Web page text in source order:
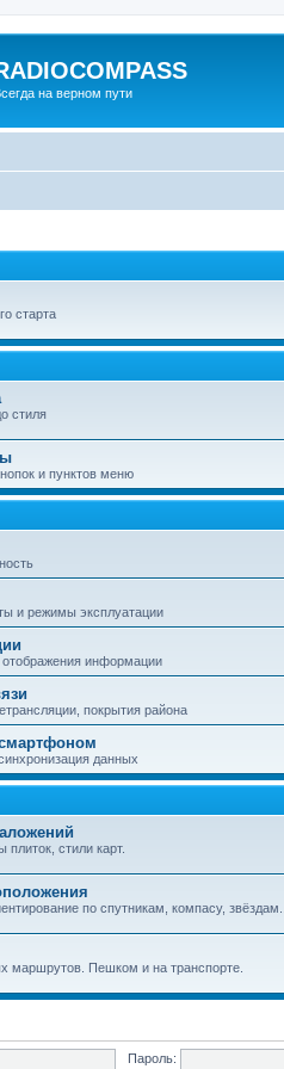
на верном пути
старта
стиля
и пунктов меню
и режимы эксплуатации
информации
покрытия района
данных
стили карт.
по спутникам, компасу, звёздам...
маршрутов. Пешком и на транспорте.
Пароль: